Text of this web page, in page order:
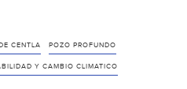
CENTLA POZO PROFUNDO
Y CAMBIO CLIMATICO